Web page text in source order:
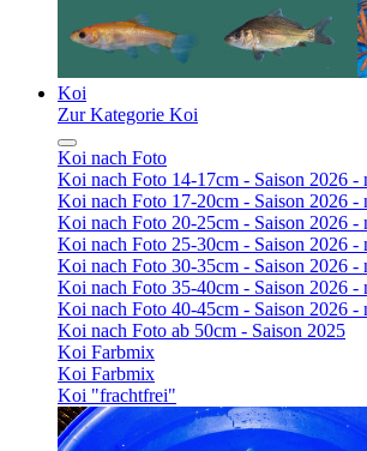
Koi
Zur Kategorie Koi
Koi nach Foto
Koi nach Foto 14-17cm - Saison 2026 -
Koi nach Foto 17-20cm - Saison 2026 -
Koi nach Foto 20-25cm - Saison 2026 -
Koi nach Foto 25-30cm - Saison 2026 -
Koi nach Foto 30-35cm - Saison 2026 -
Koi nach Foto 35-40cm - Saison 2026 -
Koi nach Foto 40-45cm - Saison 2026 -
Koi nach Foto ab 50cm - Saison 2025
Koi Farbmix
Koi Farbmix
Koi "frachtfrei"